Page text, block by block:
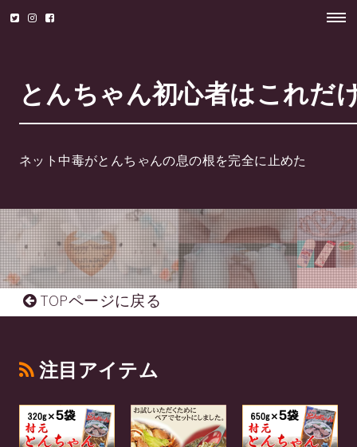
とんちゃん初心者はこれだ
ネット中毒がとんちゃんの息の根を完全に止めた
TOPページに戻る
注目アイテム